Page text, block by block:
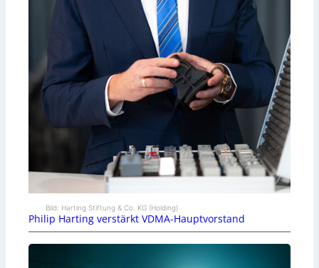
Bild: Harting Stiftung & Co. KG (Holding)
Philip Harting verstärkt VDMA-Hauptvorstand